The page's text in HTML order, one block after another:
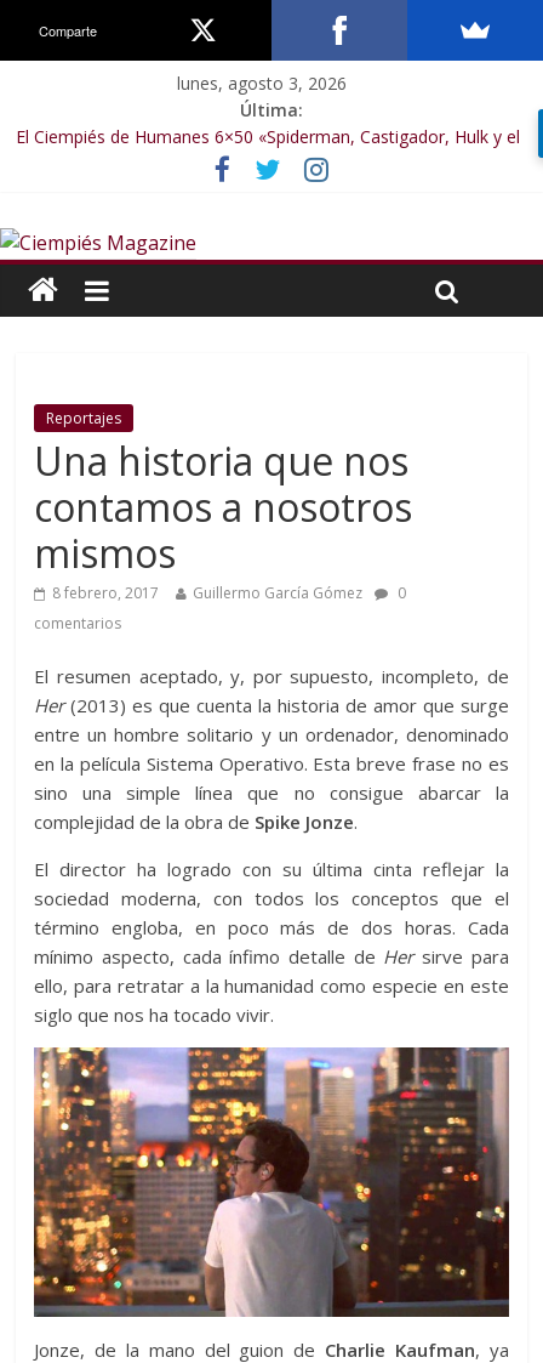
lunes, agosto 3, 2026
Última:
El Ciempiés de Humanes 6×50 «Spiderman, Castigador, Hulk y el
final de la sexta temporada»
El Ciempiés de Humanes 6×49 «Kiritaaaaa»
El Ciempiés de Humanes 6×47 «De nada por nada»
El Ciempiés de Humanes 6×46 «Ciudadano Minion»
Reportajes
Una historia que nos
contamos a nosotros
mismos
8 febrero, 2017 Guillermo García Gómez
0
comentarios
El resumen aceptado, y, por supuesto, incompleto, de
Her(2013) es que cuenta la historia de amor que surge
entre un hombre solitario y un ordenador, denominado
en la película Sistema Operativo. Esta breve frase no es
sino una simple línea que no consigue abarcar la
complejidad de la obra de Spike Jonze.
El director ha logrado con su última cinta reflejar la
sociedad moderna, con todos los conceptos que el
término engloba, en poco más de dos horas. Cada
mínimo aspecto, cada ínfimo detalle de Hersirve para
ello, para retratar a la humanidad como especie en este
siglo que nos ha tocado vivir.
Jonze, de la mano del guion de Charlie Kaufman, ya
Comparte